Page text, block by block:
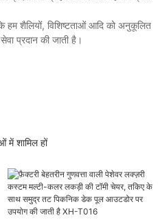
हम शैलियों, विशिष्टताओं आदि को अनुकूलित
प्रदान की जाती है।
में शामिल हों